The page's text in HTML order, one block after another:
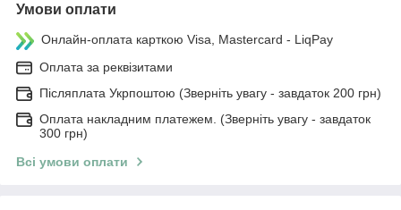
Умови оплати
Онлайн-оплата карткою Visa, Mastercard - LiqPay
Оплата за реквізитами
Післяплата Укрпоштою (Зверніть увагу - завдаток 200 грн)
Оплата накладним платежем. (Зверніть увагу - завдаток
300 грн)
Всі умови оплати